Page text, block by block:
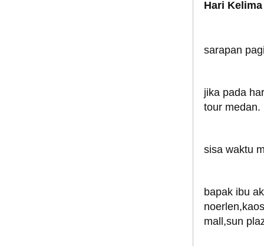
Hari
sarapan
jika pada
tour medan.
sisa waktu
bapak ibu
mall,sun